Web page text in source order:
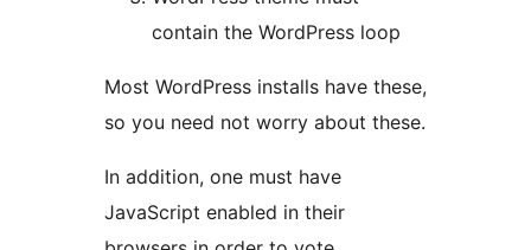
contain the WordPress loop
Most WordPress installs have these,
so you need not worry about these.
In addition, one must have
JavaScript enabled in their